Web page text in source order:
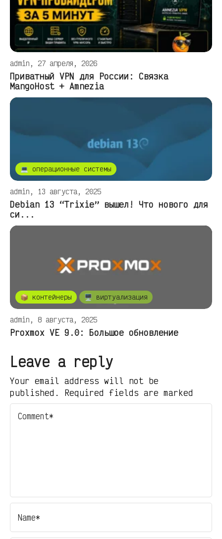
admin, 27 апреля, 2026
Приватный VPN для России: Связка
MangoHost + Amnezia
💻 операционные системы
admin, 13 августа, 2025
Debian 13 “Trixie” вышел! Что нового для
си...
📦 контейнеры 🖥️ виртуализация
admin, 8 августа, 2025
Proxmox VE 9.0: Большое обновление
Leave a reply
Your email address will not be
published. Required fields are marked